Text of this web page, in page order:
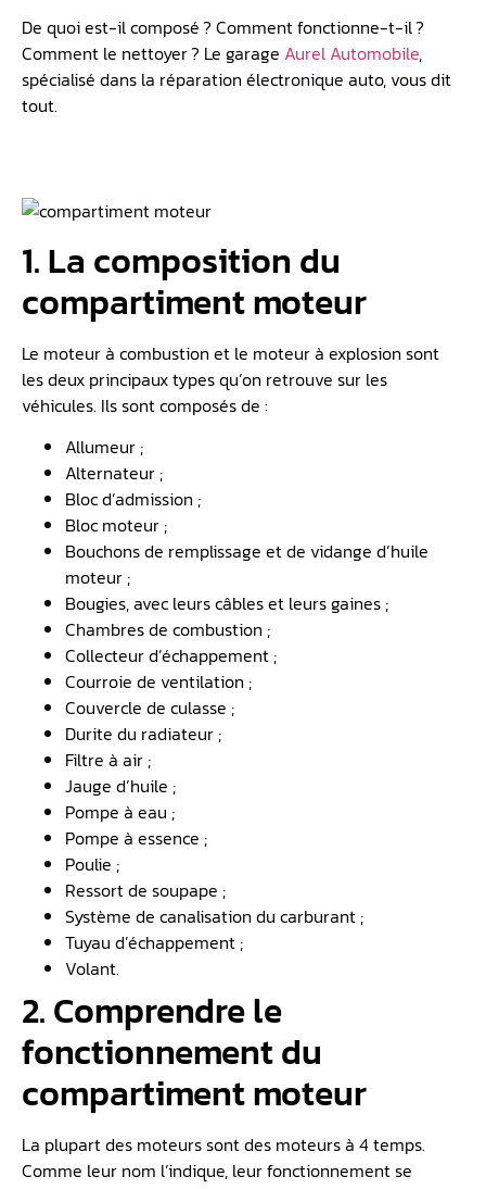
De quoi est-il composé ? Comment fonctionne-t-il ?
Comment le nettoyer ? Le garage Aurel Automobile,
spécialisé dans la réparation électronique auto, vous dit
tout.
1. La composition du
compartiment moteur
Le moteur à combustion et le moteur à explosion sont
les deux principaux types qu’on retrouve sur les
véhicules. Ils sont composés de :
Allumeur ;
Alternateur ;
Bloc d’admission ;
Bloc moteur ;
Bouchons de remplissage et de vidange d’huile
moteur ;
Bougies, avec leurs câbles et leurs gaines ;
Chambres de combustion ;
Collecteur d’échappement ;
Courroie de ventilation ;
Couvercle de culasse ;
Durite du radiateur ;
Filtre à air ;
Jauge d’huile ;
Pompe à eau ;
Pompe à essence ;
Poulie ;
Ressort de soupape ;
Système de canalisation du carburant ;
Tuyau d’échappement ;
Volant.
2. Comprendre le
fonctionnement du
compartiment moteur
La plupart des moteurs sont des moteurs à 4 temps.
Comme leur nom l’indique, leur fonctionnement se